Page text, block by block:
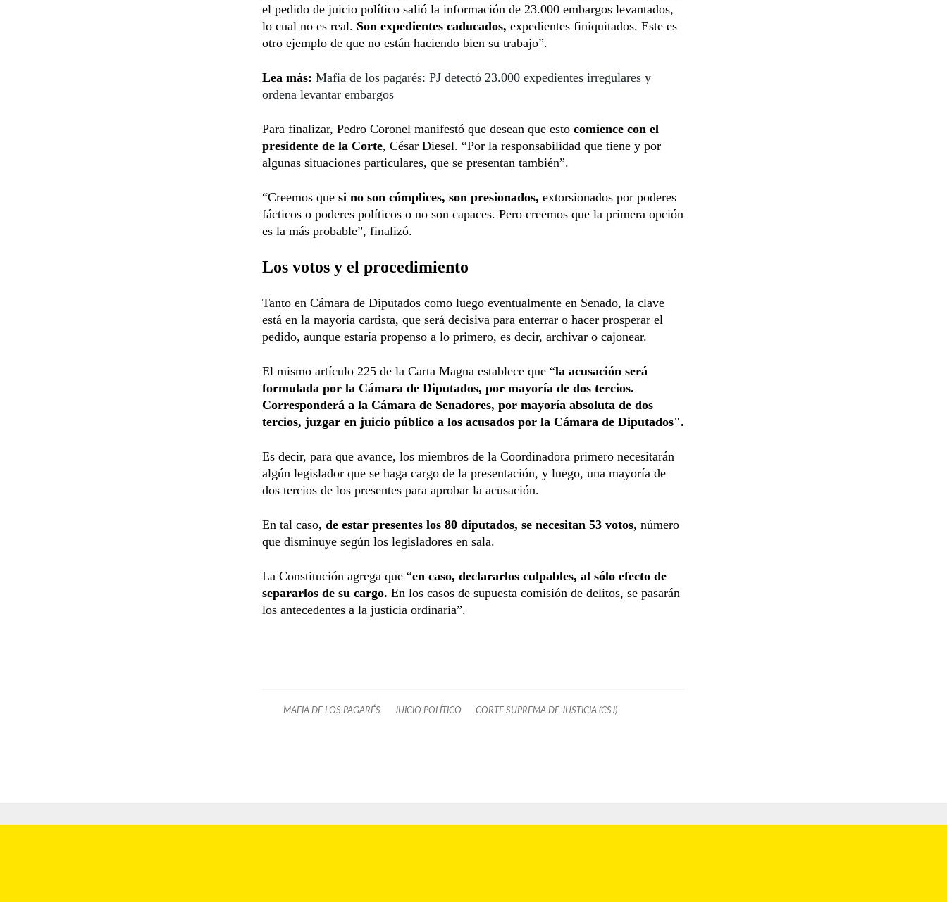
el pedido de juicio político salió la información de 23.000 embargos levantados,
lo cual no es real. Son expedientes caducados, expedientes finiquitados. Este es
otro ejemplo de que no están haciendo bien su trabajo”.
Lea más: Mafia de los pagarés: PJ detectó 23.000 expedientes irregulares y
ordena levantar embargos
Para finalizar, Pedro Coronel manifestó que desean que esto comience con el
presidente de la Corte, César Diesel. “Por la responsabilidad que tiene y por
algunas situaciones particulares, que se presentan también”.
“Creemos que si no son cómplices, son presionados, extorsionados por poderes
fácticos o poderes políticos o no son capaces. Pero creemos que la primera opción
es la más probable”, finalizó.
Los votos y el procedimiento
Tanto en Cámara de Diputados como luego eventualmente en Senado, la clave
está en la mayoría cartista, que será decisiva para enterrar o hacer prosperar el
pedido, aunque estaría propenso a lo primero, es decir, archivar o cajonear.
El mismo artículo 225 de la Carta Magna establece que “la acusación será
formulada por la Cámara de Diputados, por mayoría de dos tercios.
Corresponderá a la Cámara de Senadores, por mayoría absoluta de dos
tercios, juzgar en juicio público a los acusados por la Cámara de Diputados".
Es decir, para que avance, los miembros de la Coordinadora primero necesitarán
algún legislador que se haga cargo de la presentación, y luego, una mayoría de
dos tercios de los presentes para aprobar la acusación.
En tal caso, de estar presentes los 80 diputados, se necesitan 53 votos, número
que disminuye según los legisladores en sala.
La Constitución agrega que “en caso, declararlos culpables, al sólo efecto de
separarlos de su cargo. En los casos de supuesta comisión de delitos, se pasarán
los antecedentes a la justicia ordinaria”.
MAFIA DE LOS PAGARÉS JUICIO POLÍTICO CORTE SUPREMA DE JUSTICIA (CSJ)